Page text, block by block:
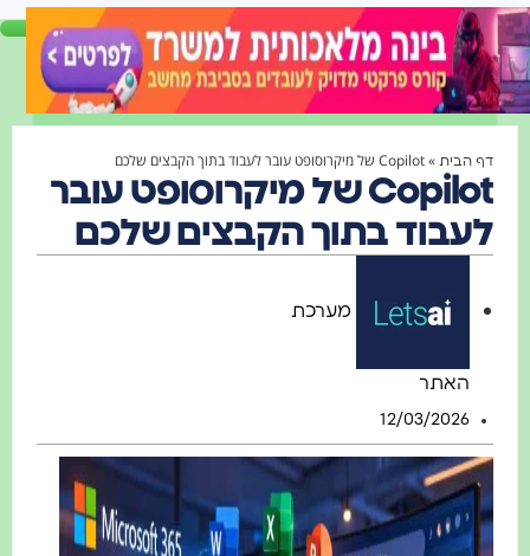
»Copilot של מיקרוסופט עובר לעבוד בתוך הקבצים שלכם
Copilot של מיקרוסופט עובר
בתוך הקבצים שלכם
מערכת
12/03/2026